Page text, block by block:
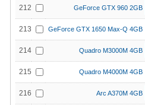
212 GeForce GTX 960 2GB
213 GeForce GTX 1650 Max-Q 4GB
214 Quadro M3000M 4GB
215 Quadro M4000M 4GB
216 Arc A370M 4GB